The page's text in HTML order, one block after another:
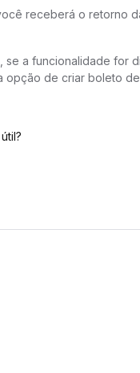
receberá o retorno
se a funcionalidade for
opção de criar boleto